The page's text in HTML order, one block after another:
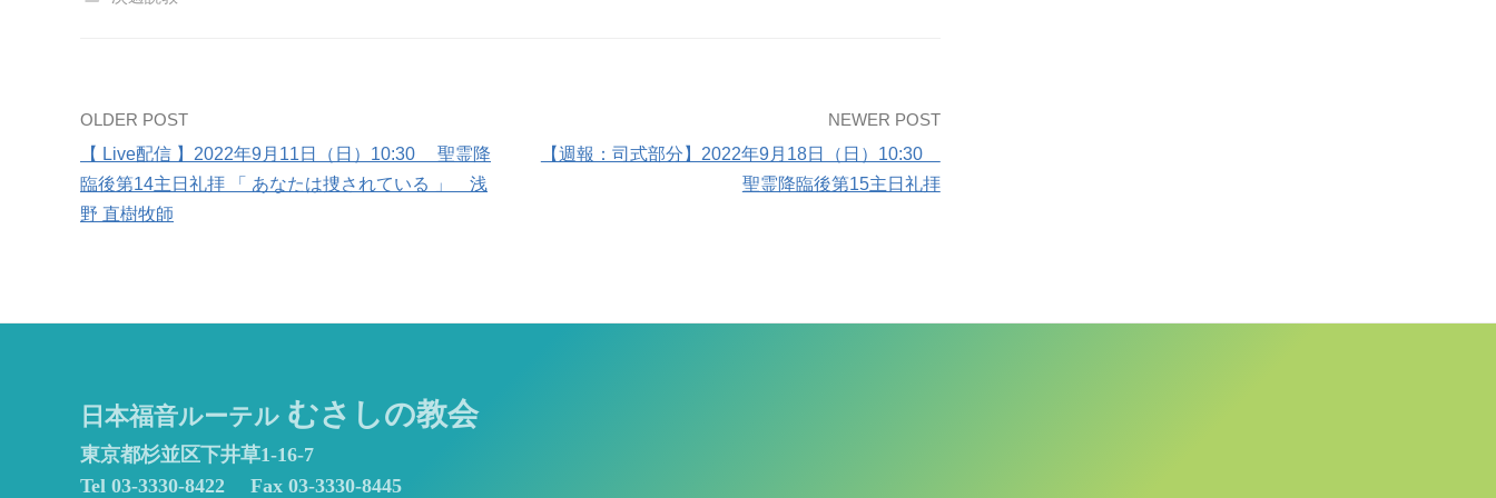
Post
navigation
OLDER POST
【 Live配信 】2022年9月11日（日）10:30 聖霊降
臨後第14主日礼拝 「 あなたは捜されている 」 浅
野 直樹牧師
NEWER POST
【週報：司式部分】2022年9月18日（日）10:30
聖霊降臨後第15主日礼拝
日本福音ルーテル むさしの教会
東京都杉並区下井草1-16-7
Tel 03-3330-8422
Fax 03-3330-8445